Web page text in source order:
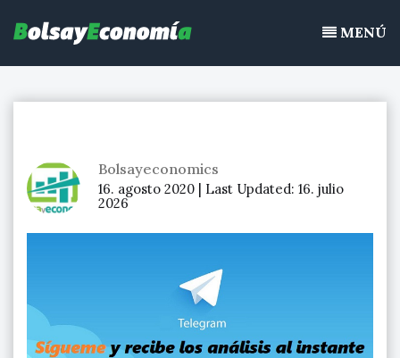
continuo, acciones de bolsa
contenidoMENÚ
Bolsayeconomics
16. agosto 2020 | Last Updated: 16. julio
2026